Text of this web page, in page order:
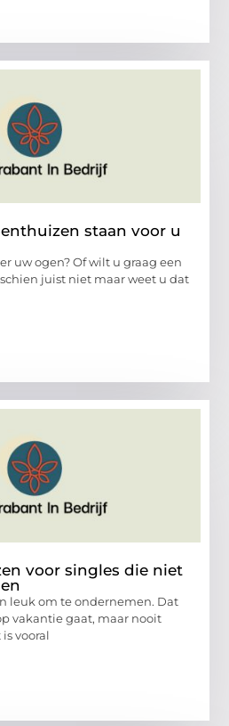
staan voor u
uw ogen? Of wilt u graag een
juist niet maar weet u dat
voor singles die niet
leuk om te ondernemen. Dat
vakantie gaat, maar nooit
vooral